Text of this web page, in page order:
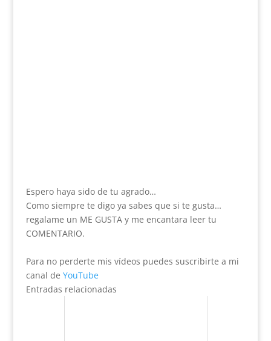
Espero haya sido de tu agrado…
Como siempre te digo ya sabes que si te gusta…
regalame un ME GUSTA y me encantara leer tu
COMENTARIO.
Para no perderte mis vídeos puedes suscribirte a mi
canal de YouTube
Entradas relacionadas